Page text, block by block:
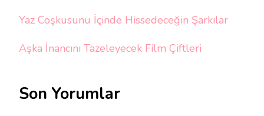
Yaz Coşkusunu İçinde Hissedeceğin Şarkılar
Aşka İnancını Tazeleyecek Film Çiftleri
Son Yorumlar